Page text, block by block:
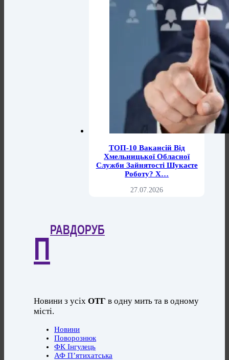
ТОП-10 Вакансій Від
Хмельницької Обласної
Служби Зайнятості Шукаєте
Роботу? Х…
27.07.2026
П
РАВДОРУБ
Новини з усіхОТГ в одну мить та в одному
місті.
Новини
Поворознюк
ФК Інгулець
АФ П’ятихатська